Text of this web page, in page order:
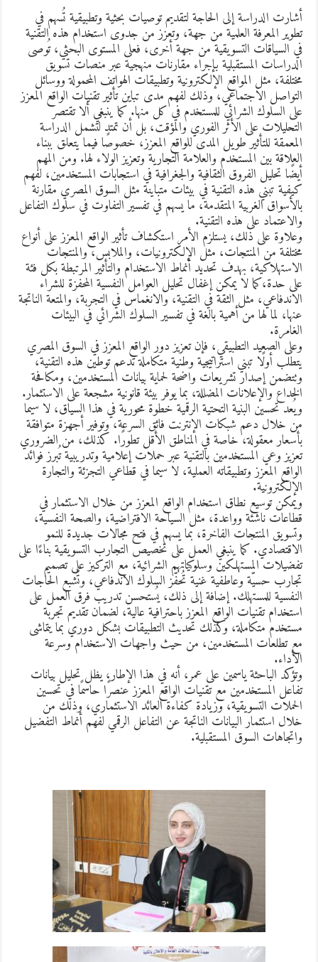
الدراسة إلى الحاجة لتقديم توصيات بحثية وتطبيقية تُسهم في
المعرفة العلمية من جهة، وتعزز من جدوى استخدام هذه التقنية
السياقات التسويقية من جهة أخرى، فعلى المستوى البحثي، تُوصى
المستقبلية بإجراء مقارنات منهجية عبر منصات تسويق
مثل المواقع الإلكترونية وتطبيقات الهواتف المحمولة ووسائل
الاجتماعي، وذلك لفهم مدى تباين تأثير تقنيات الواقع المعزز
السلوك الشرائي للمستخدم في كل منها. كما ينبغي ألا تقتصر
على الأثر الفوري والمؤقت، بل أن تمتد لتشمل الدراسة
للتأثير طويل المدى للواقع المعزز، خصوصًا فيما يتعلق ببناء
بين المستخدم والعلامة التجارية وتعزيز الولاء لها. ومن المهم
تحليل الفروق الثقافية والجغرافية في استجابات المستخدمين، لفهم
تبني هذه التقنية في بيئات متباينة مثل السوق المصري مقارنة
الغربية المتقدمة، ما يسهم في تفسير التفاوت في سلوك التفاعل
على هذه التقنية.
على ذلك، يستلزم الأمر استكشاف تأثير الواقع المعزز على أنواع
من المنتجات، مثل الإلكترونيات، والملابس، والمنتجات
بهدف تحديد أنماط الاستخدام والتأثير المرتبطة بكل فئة
حدة،كما لا يمكن إغفال تحليل العوامل النفسية المحفزة للشراء
مثل الثقة في التقنية، والانغماس في التجربة، والمتعة الناتجة
لما لها من أهمية بالغة في تفسير السلوك الشرائي في البيئات
الصعيد التطبيقي، فإن تعزيز دور الواقع المعزز في السوق المصري
أولًا تبني استراتيجية وطنية متكاملة تدعم توطين هذه التقنية،
إصدار تشريعات واضحة لحماية بيانات المستخدمين، ومكافحة
والإعلانات المضللة، بما يوفر بيئة قانونية مشجعة على الاستثمار.
تحسين البنية التحتية الرقمية خطوة محورية في هذا السياق، لا سيما
خلال دعم شبكات الإنترنت فائق السرعة، وتوفير أجهزة متوافقة
معقولة، خاصة في المناطق الأقل تطورًا. كذلك، من الضروري
وعي المستخدمين بالتقنية عبر حملات إعلامية وتدريبية تُبرز فوائد
المعزز وتطبيقاته العملية، لا سيما في قطاعي التجزئة والتجارة
توسيع نطاق استخدام الواقع المعزز من خلال الاستثمار في
ناشئة وواعدة، مثل السياحة الافتراضية، والصحة النفسية،
المنتجات الفاخرة، بما يسهم في فتح مجالات جديدة للنمو
كما ينبغي العمل على تخصيص التجارب التسويقية بناءًا على
المستهلكين وسلوكياتهم الشرائية، مع التركيز على تصميم
حسيّة وعاطفية غنية تُحفّز السلوك الاندفاعي، وتُشبع الحاجات
للمستهلك. إضافة إلى ذلك، يُستحسن تدريب فرق العمل على
تقنيات الواقع المعزز باحترافية عالية، لضمان تقديم تجربة
متكاملة، وكذلك تحديث التطبيقات بشكل دوري بما يتماشى
تطلعات المستخدمين، من حيث واجهات الاستخدام وسرعة
الباحثة ياسمين على عمر، أنه في هذا الإطار، يظل تحليل بيانات
المستخدمين مع تقنيات الواقع المعزز عنصرًا حاسمًا في تحسين
التسويقية، وزيادة كفاءة العائد الاستثماري، وذلك من
استثمار البيانات الناتجة عن التفاعل الرقمي لفهم أنماط التفضيل
السوق المستقبلية.